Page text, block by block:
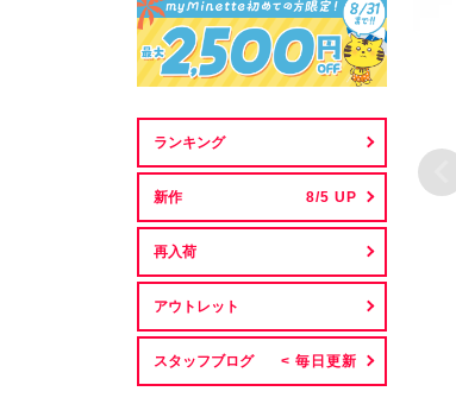
ランキング
新作
再入荷
アウトレット
スタッフブログ